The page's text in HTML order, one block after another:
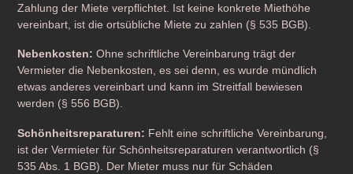
Zahlung der Miete verpflichtet. Ist keine konkrete Miethöhe
vereinbart, ist die ortsübliche Miete zu zahlen (§ 535 BGB).
Nebenkosten: Ohne schriftliche Vereinbarung trägt der
Vermieter die Nebenkosten, es sei denn, es wurde mündlich
etwas anderes vereinbart und kann im Streitfall bewiesen
werden (§ 556 BGB).
Schönheitsreparaturen: Fehlt eine schriftliche Vereinbarung,
ist der Vermieter für Schönheitsreparaturen verantwortlich (§
535 Abs. 1 BGB). Der Mieter muss nur für Schäden